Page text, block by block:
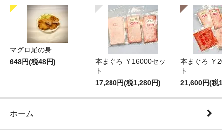
マグロ尾の身
648円(税48円)
本まぐろ ￥16000セッ
ト
17,280円(税1,280円)
本まぐろ ￥
ト
21,600円(税
ホーム